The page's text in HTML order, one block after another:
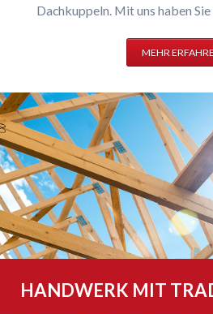
Dachkuppeln. Mit uns haben
MEHR
HANDWERK MIT